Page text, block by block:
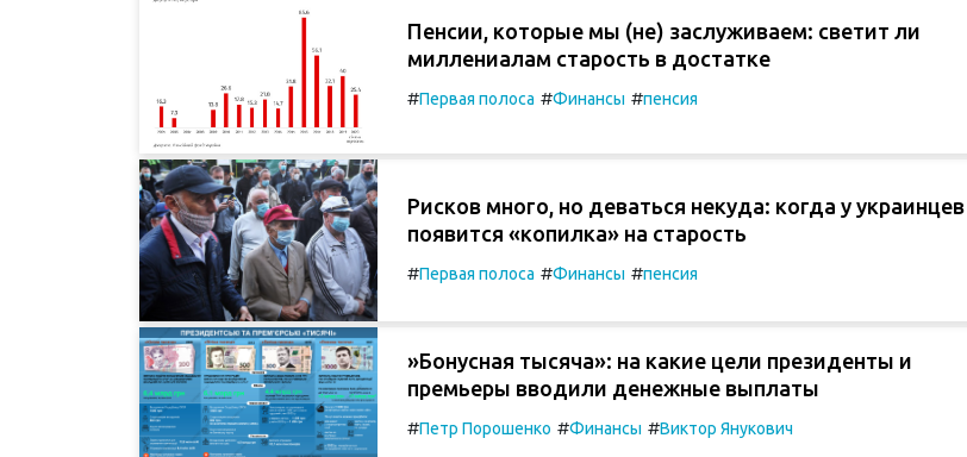
Пенсии, которые мы (не) заслуживаем: светит ли
миллениалам старость в достатке
#Первая полоса #Финансы #пенсия
Рисков много, но деваться некуда: когда у украинцев
появится «копилка» на старость
#Первая полоса #Финансы #пенсия
»Бонусная тысяча»: на какие цели президенты и
премьеры вводили денежные выплаты
#Петр Порошенко #Финансы #Виктор Янукович